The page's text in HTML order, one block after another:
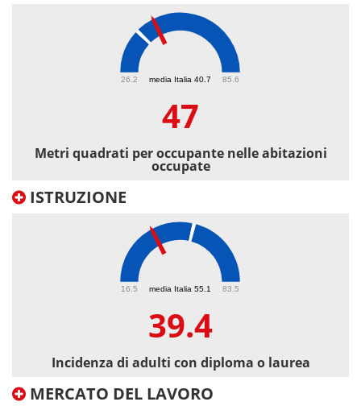
media Italia 40.7
26.2 85.6
47
Metri quadrati per occupante nelle abitazioni
occupate
ISTRUZIONE
media Italia 55.1
16.5 83.5
39.4
Incidenza di adulti con diploma o laurea
MERCATO DEL LAVORO